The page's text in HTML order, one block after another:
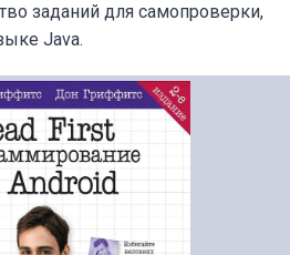
заданий для самопроверки,
Java.